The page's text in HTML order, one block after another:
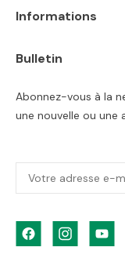
Informations
Bulletin
Abonnez-vous à la
une nouvelle ou une